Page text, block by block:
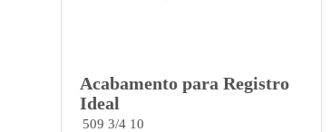
Acabamento para Registro
Ideal
509 3/4 10